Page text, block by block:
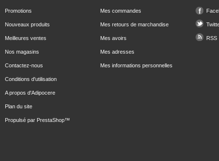
Promotions
Nouveaux produits
Meilleures ventes
Nos magasins
Contactez-nous
Conditions d'utilisation
A propos d'Adipocere
Plan du site
Propulsé par PrestaShop™
Mes commandes
Mes retours de marchandise
Mes avoirs
Mes adresses
Mes informations personnelles
RSS